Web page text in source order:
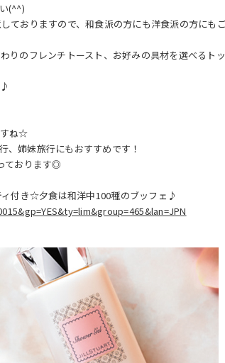
(^^)
ておりますので、和食派の方にも洋食派の方にも
りのフレンチトースト、お好みの具材を選べるト
すね☆
姉妹旅行にもおすすめです！
ております◎
付き☆夕食は和洋中100種のブッフェ♪